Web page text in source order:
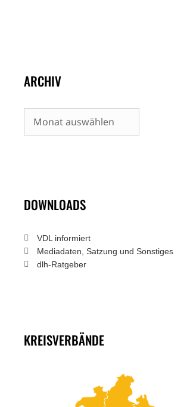
ARCHIV
Archiv
DOWNLOADS
VDL informiert
Mediadaten, Satzung und Sonstiges
dlh-Ratgeber
KREISVERBÄNDE